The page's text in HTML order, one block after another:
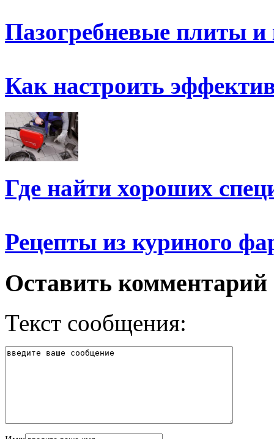
Пазогребневые плиты и
Как настроить
Где найти хороших
Рецепты из куриного
Оставить комментарий
Текст сообщения: